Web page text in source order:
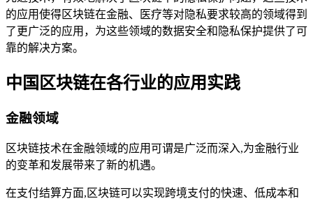
的应用使得区块链在金融、医疗等对隐私要求较高的领域得到
了更广泛的应用，为这些领域的数据安全和隐私保护提供了可
靠的解决方案。
中国区块链在各行业的应用实践
金融领域
区块链技术在金融领域的应用可谓是广泛而深入,为金融行业
的变革和发展带来了新的机遇。
在支付结算方面,区块链可以实现跨境支付的快速、低成本和